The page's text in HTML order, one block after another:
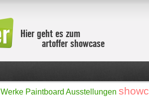
Hier geht es zum
artoffer showcase
Werke Paintboard Ausstellungen